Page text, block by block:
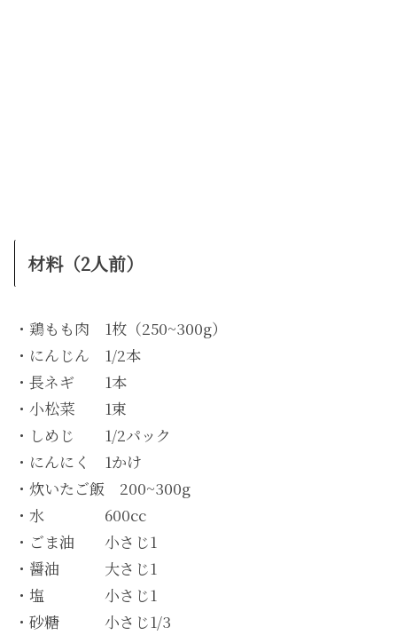
材料（2人前）
・鶏もも肉 1枚（250~300g）
・にんじん 1/2本
・長ネギ 1本
・小松菜 1束
・しめじ 1/2パック
・にんにく 1かけ
・炊いたご飯 200~300g
・水 600cc
・ごま油 小さじ1
・醤油 大さじ1
・塩 小さじ1
・砂糖 小さじ1/3